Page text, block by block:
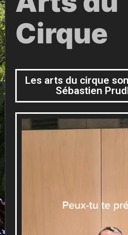
Cirque
Les arts du cirque
Sébastien